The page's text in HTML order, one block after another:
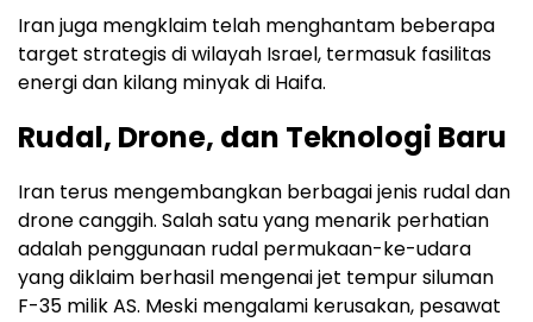
Iran juga mengklaim telah menghantam beberapa
target strategis di wilayah Israel, termasuk fasilitas
energi dan kilang minyak di Haifa.
Rudal, Drone, dan Teknologi Baru
Iran terus mengembangkan berbagai jenis rudal dan
drone canggih. Salah satu yang menarik perhatian
adalah penggunaan rudal permukaan-ke-udara
yang diklaim berhasil mengenai jet tempur siluman
F-35 milik AS. Meski mengalami kerusakan, pesawat